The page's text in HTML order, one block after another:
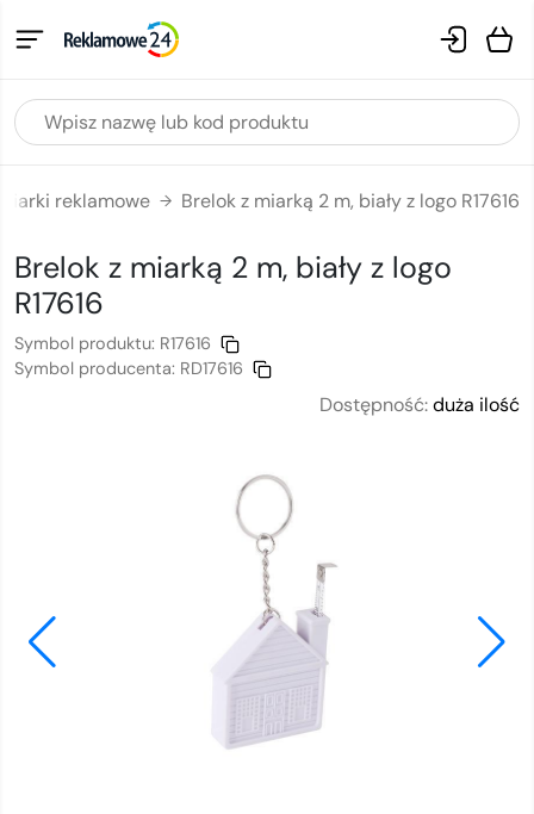
reklamowe → Brelok z miarką 2 m, biały z logo R17616
Brelok z miarką 2 m, biały z logo
R17616
Symbol produktu: R17616
Symbol producenta: RD17616
Dostępność:duża ilość